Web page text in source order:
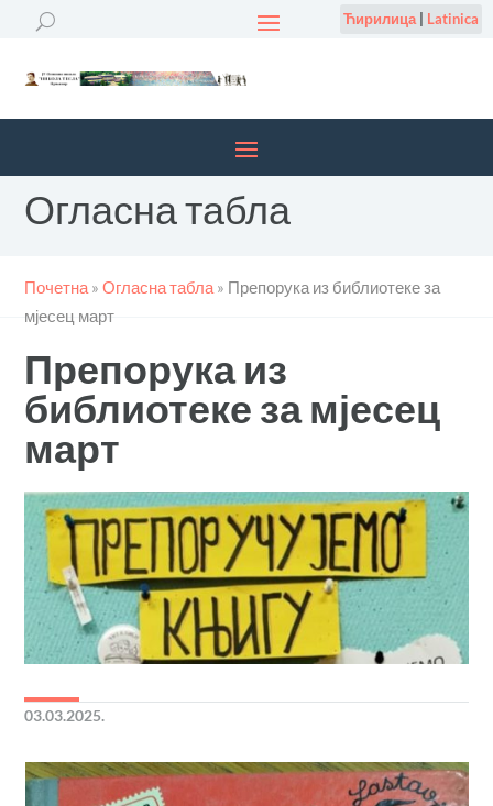
Ћирилица| Latinica
Огласна табла
Почетна »Огласна табла » Препорука из библиотеке за
мјесец март
Препорука из
библиотеке за мјесец
март
03.03.2025.